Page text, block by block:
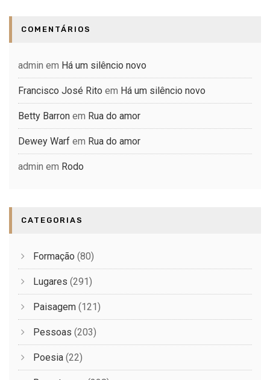
COMENTÁRIOS
admin em Há um silêncio novo
Francisco José Rito em Há um silêncio novo
Betty Barron em Rua do amor
Dewey Warf em Rua do amor
admin em Rodo
CATEGORIAS
Formação (80)
Lugares (291)
Paisagem (121)
Pessoas (203)
Poesia (22)